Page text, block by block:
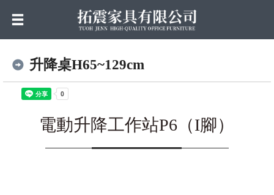
升降桌H65~129cm
電動升降工作站P6（I腳）